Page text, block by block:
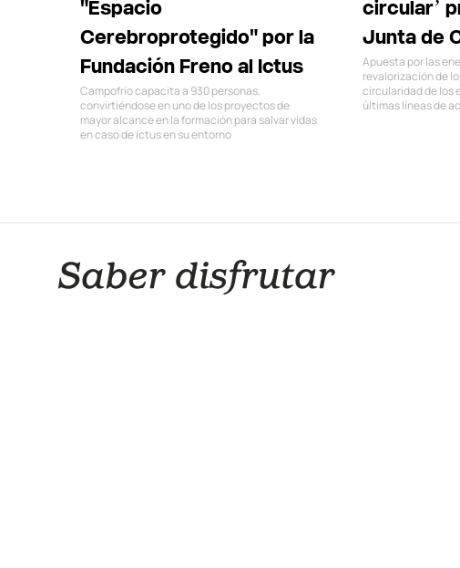
"Espacio
Cerebroprotegido" por la
Fundación Freno al Ictus
Campofrío capacita a 930 personas,
convirtiéndose en uno de los proyectos de
mayor alcance en la formación para salvar vidas
en caso de ictus en su entorno
circular’
Junta de
Apuesta por las
revalorización de
circularidad de los
últimas líneas de